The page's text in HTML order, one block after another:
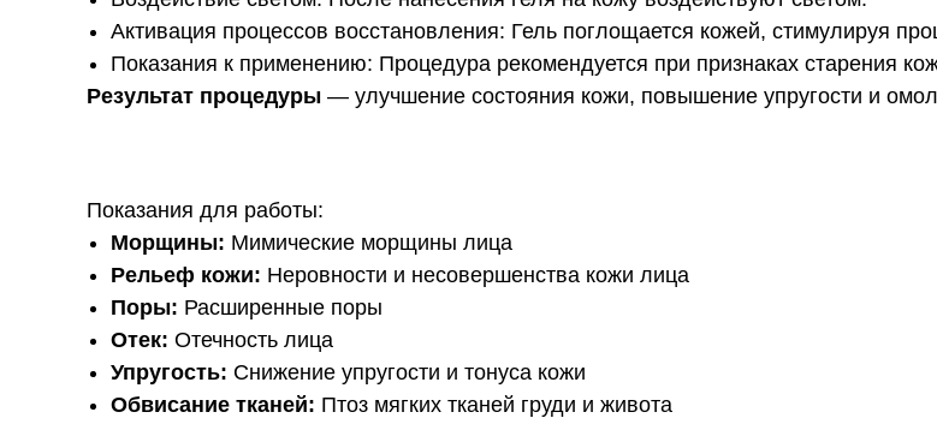
Активация процессов восстановления: Гель поглощается кожей, стимулируя
Показания к применению: Процедура рекомендуется при признаках старения
Результат процедуры — улучшение состояния кожи, повышение упругости и
Показания для работы:
Морщины: Мимические морщины лица
Рельеф кожи: Неровности и несовершенства кожи лица
Поры: Расширенные поры
Отек: Отечность лица
Упругость: Снижение упругости и тонуса кожи
Обвисание тканей: Птоз мягких тканей груди и живота